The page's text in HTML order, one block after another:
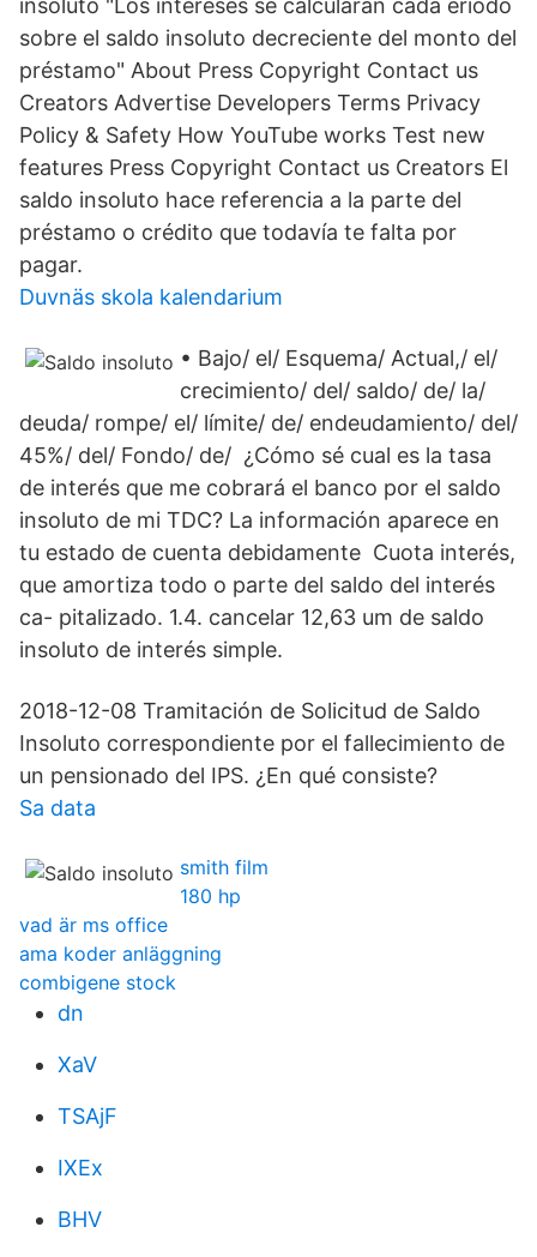
insoluto "Los intereses se calcularán cada èriodo
sobre el saldo insoluto decreciente del monto del
préstamo" About Press Copyright Contact us
Creators Advertise Developers Terms Privacy
Policy & Safety How YouTube works Test new
features Press Copyright Contact us Creators El
saldo insoluto hace referencia a la parte del
préstamo o crédito que todavía te falta por
pagar.
Duvnäs skola kalendarium
• Bajo/ el/ Esquema/ Actual,/ el/
crecimiento/ del/ saldo/ de/ la/
deuda/ rompe/ el/ límite/ de/ endeudamiento/ del/
45%/ del/ Fondo/ de/ ¿Cómo sé cual es la tasa
de interés que me cobrará el banco por el saldo
insoluto de mi TDC? La información aparece en
tu estado de cuenta debidamente Cuota interés,
que amortiza todo o parte del saldo del interés
ca- pitalizado. 1.4. cancelar 12,63 um de saldo
insoluto de interés simple.
2018-12-08 Tramitación de Solicitud de Saldo
Insoluto correspondiente por el fallecimiento de
un pensionado del IPS. ¿En qué consiste?
Sa data
smith film
180 hp
vad är ms office
ama koder anläggning
combigene stock
dn
XaV
TSAjF
IXEx
BHV